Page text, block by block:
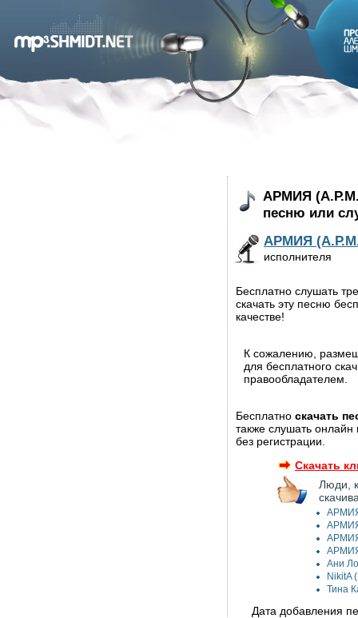
АРМИЯ
песню или
АРМИЯ
исполнителя
Бесплатно слушать
скачать эту песню
качестве!
К сожалению,
для бесплатного
правообладателем.
Бесплатно скачать
также слушать онлайн
без регистрации.
Скачать
Люди,
Ани
NikitA
Тина
Дата добавления